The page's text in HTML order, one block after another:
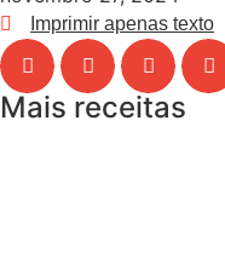
Imprimir apenas texto
Mais receitas